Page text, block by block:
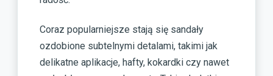
Coraz popularniejsze stają się sandały
ozdobione subtelnymi detalami, takimi jak
delikatne aplikacje, hafty, kokardki czy nawet